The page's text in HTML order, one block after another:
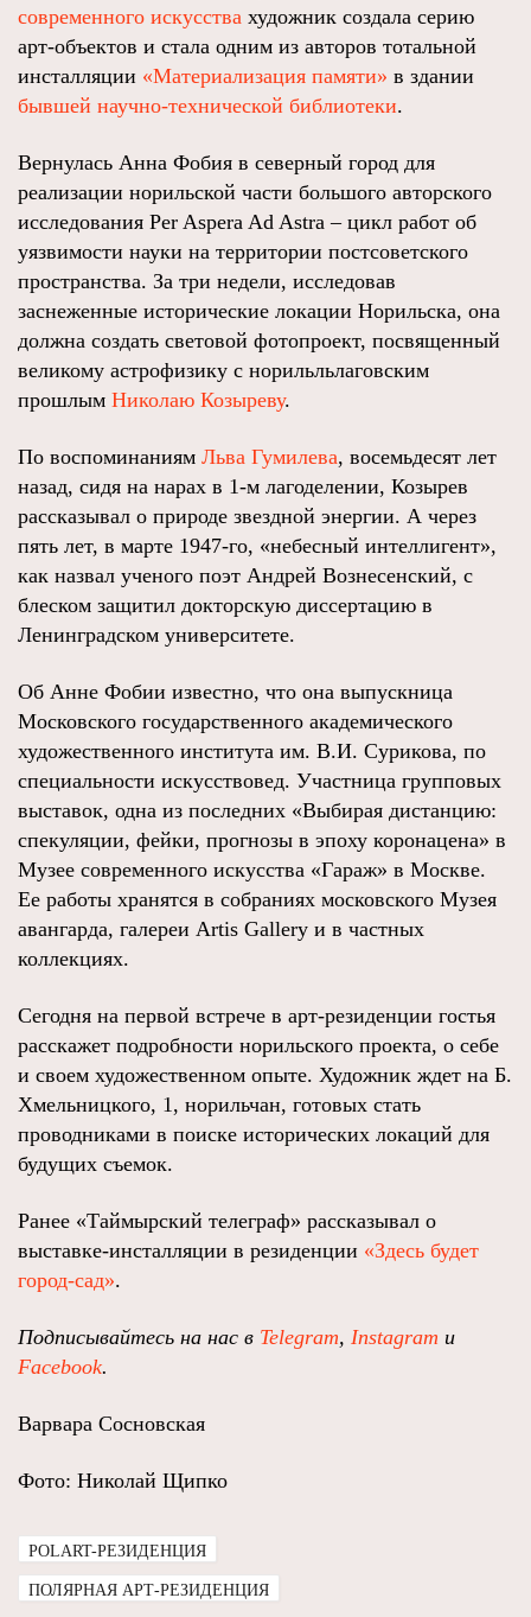
современного искусства художник создала серию
арт-объектов и стала одним из авторов тотальной
инсталляции «Материализация памяти» в здании
бывшей научно-технической библиотеки.
Вернулась Анна Фобия в северный город для
реализации норильской части большого авторского
исследования Per Aspera Ad Astra – цикл работ об
уязвимости науки на территории постсоветского
пространства. За три недели, исследовав
заснеженные исторические локации Норильска, она
должна создать световой фотопроект, посвященный
великому астрофизику с норильльлаговским
прошлым Николаю Козыреву.
По воспоминаниям Льва Гумилева, восемьдесят лет
назад, сидя на нарах в 1-м лагоделении, Козырев
рассказывал о природе звездной энергии. А через
пять лет, в марте 1947-го, «небесный интеллигент»,
как назвал ученого поэт Андрей Вознесенский, с
блеском защитил докторскую диссертацию в
Ленинградском университете.
Об Анне Фобии известно, что она выпускница
Московского государственного академического
художественного института им. В.И. Сурикова, по
специальности искусствовед. Участница групповых
выставок, одна из последних «Выбирая дистанцию:
спекуляции, фейки, прогнозы в эпоху коронацена» в
Музее современного искусства «Гараж» в Москве.
Ее работы хранятся в собраниях московского Музея
авангарда, галереи Artis Gallery и в частных
коллекциях.
Сегодня на первой встрече в арт-резиденции гостья
расскажет подробности норильского проекта, о себе
и своем художественном опыте. Художник ждет на Б.
Хмельницкого, 1, норильчан, готовых стать
проводниками в поиске исторических локаций для
будущих съемок.
Ранее «Таймырский телеграф» рассказывал о
выставке-инсталляции в резиденции «Здесь будет
город-сад».
Подписывайтесь на нас в Telegram, Instagram и
Facebook.
Варвара Сосновская
Фото: Николай Щипко
POLART-РЕЗИДЕНЦИЯ
ПОЛЯРНАЯ АРТ-РЕЗИДЕНЦИЯ